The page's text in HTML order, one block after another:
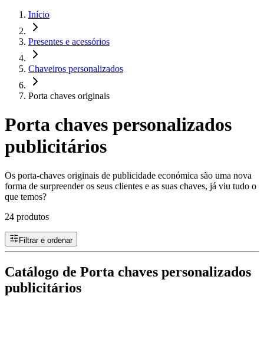
Início
Presentes e acessórios
Chaveiros personalizados
Porta chaves originais
Porta chaves personalizados
publicitários
Os porta-chaves originais de publicidade económica são uma nova
forma de surpreender os seus clientes e as suas chaves, já viu tudo o
que temos?
24 produtos
Filtrar e ordenar
Catálogo de Porta chaves personalizados
publicitários